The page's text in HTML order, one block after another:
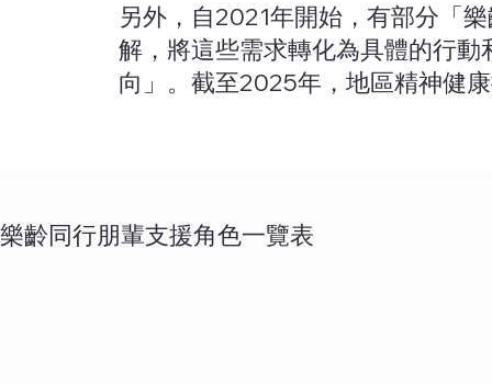
另外，自2021年開始，有部分「
解，將這些需求轉化為具體的行
向」。截至2025年，地區精神健
樂齡同行朋輩支援角色一覽表